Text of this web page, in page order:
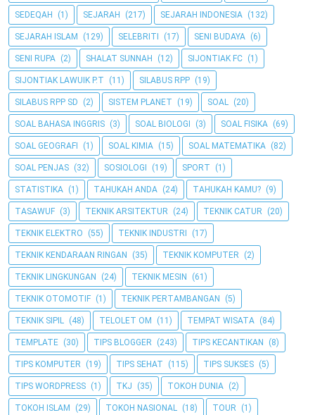
SEDEQAH (1) SEJARAH (217) SEJARAH INDONESIA (132)
SEJARAH ISLAM (129) SELEBRITI (17) SENI BUDAYA (6)
SENI RUPA (2) SHALAT SUNNAH (12) SIJONTIAK FC (1)
SIJONTIAK LAWUIK P.T (11) SILABUS RPP (19)
SILABUS RPP SD (2) SISTEM PLANET (19) SOAL (20)
SOAL BAHASA INGGRIS (3) SOAL BIOLOGI (3) SOAL FISIKA (69)
SOAL GEOGRAFI (1) SOAL KIMIA (15) SOAL MATEMATIKA (82)
SOAL PENJAS (32) SOSIOLOGI (19) SPORT (1)
STATISTIKA (1) TAHUKAH ANDA (24) TAHUKAH KAMU? (9)
TASAWUF (3) TEKNIK ARSITEKTUR (24) TEKNIK CATUR (20)
TEKNIK ELEKTRO (55) TEKNIK INDUSTRI (17)
TEKNIK KENDARAAN RINGAN (35) TEKNIK KOMPUTER (2)
TEKNIK LINGKUNGAN (24) TEKNIK MESIN (61)
TEKNIK OTOMOTIF (1) TEKNIK PERTAMBANGAN (5)
TEKNIK SIPIL (48) TELOLET OM (11) TEMPAT WISATA (84)
TEMPLATE (30) TIPS BLOGGER (243) TIPS KECANTIKAN (8)
TIPS KOMPUTER (19) TIPS SEHAT (115) TIPS SUKSES (5)
TIPS WORDPRESS (1) TKJ (35) TOKOH DUNIA (2)
TOKOH ISLAM (29) TOKOH NASIONAL (18) TOUR (1)